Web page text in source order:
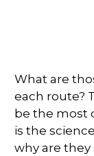
What are
each route?
be the most
is the
why are they